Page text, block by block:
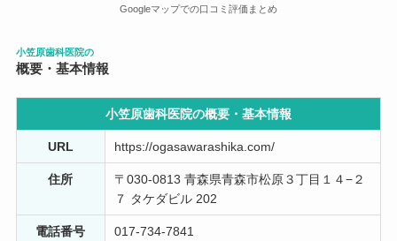
治療が終わるとよく頑張ったねと褒めてくださいます。
5 か月前
以前言った治療方針と違うことを行う。前回これこれこ
う仰ってましたよね？と確認すると言ってないの一点張
り。前回は抜かないと言ったのに今回は抜きます、とい
うような真逆の対応をされ、行かなくなりました。
mimi o
Googleマップでの口コミ評価まとめ
小笠原歯科医院の
概要・基本情報
小笠原歯科医院の概要・ 基本情報
URL https://ogasawarashika.com/
住所
〒030-0813 青森県青森市松原３丁目１４−２
７ タケダビル 202
電話番号 017-734-7841